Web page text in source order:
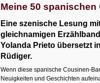
Meine 50 spanischen
Eine szenische Lesung
gleichnamigen
Yolanda Prieto übersetzt
Rüdiger.
Wenn diese spanische Cousinen-
Neuigkeiten und Geschichten